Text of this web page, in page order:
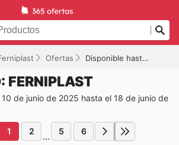
Ofertas Disponible hasta el 18/06/2025
FERNIPLAST
de junio de 2025 hasta el 18 de junio de
1 2 ... 5 6